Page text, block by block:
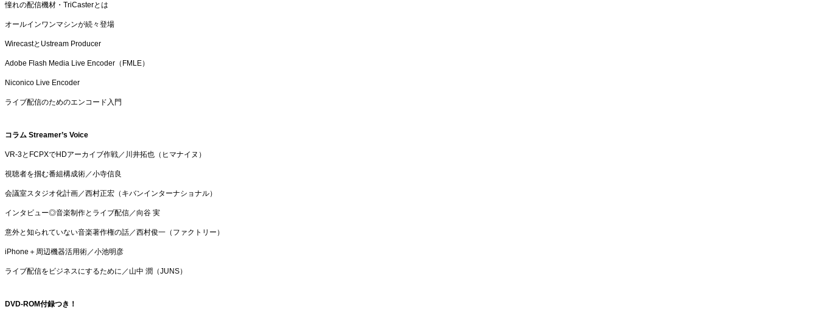
憧れの配信機材・TriCasterとは
オールインワンマシンが続々登場
WirecastとUstream Producer
Adobe Flash Media Live Encoder（FMLE）
Niconico Live Encoder
ライブ配信のためのエンコード入門
コラム Streamer’s Voice
VR-3とFCPXでHDアーカイブ作戦／川井拓也（ヒマナイヌ）
視聴者を掴む番組構成術／小寺信良
会議室スタジオ化計画／西村正宏（キバンインターナショナル）
インタビュー◎音楽制作とライブ配信／向谷 実
意外と知られていない音楽著作権の話／西村俊一（ファクトリー）
iPhone＋周辺機器活用術／小池明彦
ライブ配信をビジネスにするために／山中 潤（JUNS）
DVD-ROM付録つき！